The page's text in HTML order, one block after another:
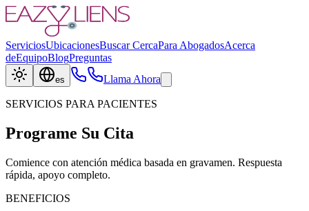
ServiciosUbicacionesBuscar CercaPara AbogadosAcerca
deEquipoBlogPreguntas
es Llama Ahora
SERVICIOS PARA PACIENTES
Programe Su Cita
Comience con atención médica basada en gravamen. Respuesta
rápida, apoyo completo.
BENEFICIOS